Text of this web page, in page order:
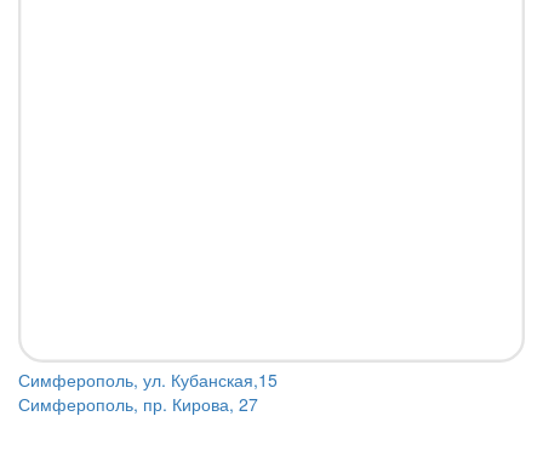
Симферополь, ул. Кубанская,15
Симферополь, пр. Кирова, 27